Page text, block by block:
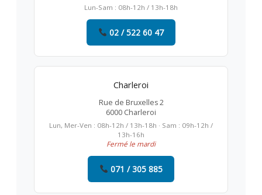
Lun-Sam : 08h-12h / 13h-18h
02 / 522 60 47
Charleroi
Rue de Bruxelles 2
6000 Charleroi
Lun, Mer-Ven : 08h-12h / 13h-18h · Sam : 09h-12h /
13h-16h
Fermé le mardi
071 / 305 885